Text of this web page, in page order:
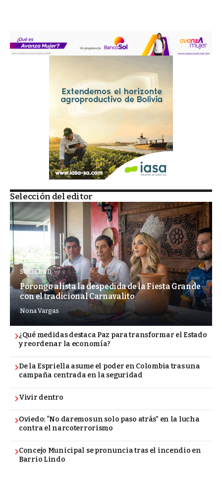
Selección del editor
SOCIEDAD
Porongo alista la despedida de la Fiesta Grande
con el tradicional Carnavalito
Nona Vargas
¿Qué medidas destaca Paz para transformar el Estado
y reordenar la economía?
De la Espriella asume el poder en Colombia tras una
campaña centrada en la seguridad
Vivir dentro
Oviedo: “No daremos un solo paso atrás” en la lucha
contra el narcoterrorismo
Concejo Municipal se pronuncia tras el incendio en
Barrio Lindo